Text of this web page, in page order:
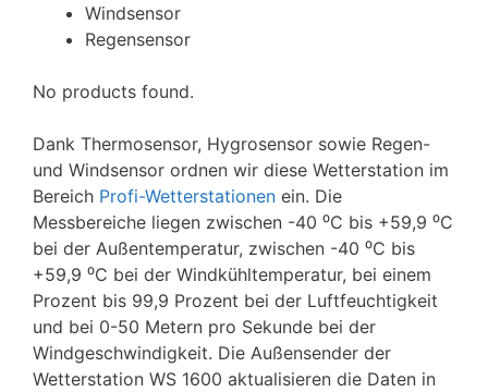
Windsensor
Regensensor
No products found.
Dank Thermosensor, Hygrosensor sowie Regen-
und Windsensor ordnen wir diese Wetterstation im
Bereich Profi-Wetterstationen ein. Die
Messbereiche liegen zwischen -40 ⁰C bis +59,9 ⁰C
bei der Außentemperatur, zwischen -40 ⁰C bis
+59,9 ⁰C bei der Windkühltemperatur, bei einem
Prozent bis 99,9 Prozent bei der Luftfeuchtigkeit
und bei 0-50 Metern pro Sekunde bei der
Windgeschwindigkeit. Die Außensender der
Wetterstation WS 1600 aktualisieren die Daten in